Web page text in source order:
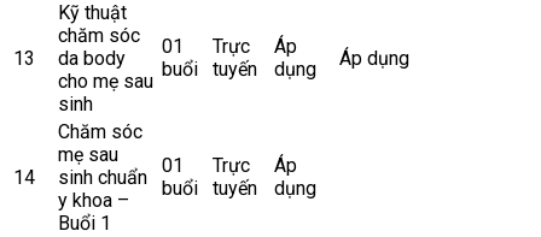
13
Kỹ thuật
chăm sóc
da body
cho mẹ sau
sinh
01
buổi
Trực
tuyến
Áp
dụng
Áp dụng
14
Chăm sóc
mẹ sau
sinh chuẩn
y khoa –
Buổi 1
01
buổi
Trực
tuyến
Áp
dụng